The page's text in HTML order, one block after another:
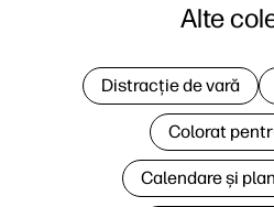
Alte
Distracție de vară
Colorat
Calendare și